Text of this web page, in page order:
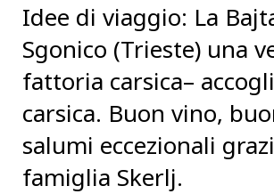
Idee di viaggio: La
Sgonico (Trieste) una
fattoria carsica–
carsica. Buon vino,
salumi eccezionali
famiglia Skerlj.